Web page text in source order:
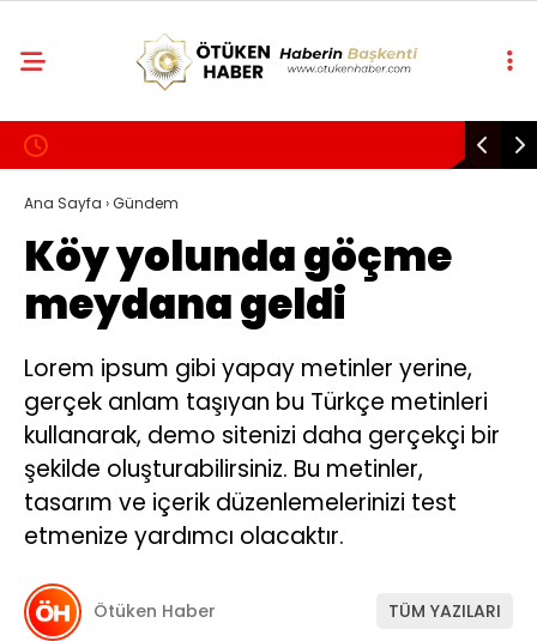
21.2°
ANKARA
GALERİ VİDEO YAZARLAR
KÜNYE
BAŞYAZI
ÖTÜKEN SANAT
GÜNDEM
POLITIKA
EKONOMI
DÜNYA
MAGAZIN
Ana Sayfa ›Gündem
Köy yolunda göçme
meydana geldi
Lorem ipsum gibi yapay metinler yerine,
gerçek anlam taşıyan bu Türkçe metinleri
kullanarak, demo sitenizi daha gerçekçi bir
şekilde oluşturabilirsiniz. Bu metinler,
tasarım ve içerik düzenlemelerinizi test
etmenize yardımcı olacaktır.
Ötüken Haber TÜM YAZILARI